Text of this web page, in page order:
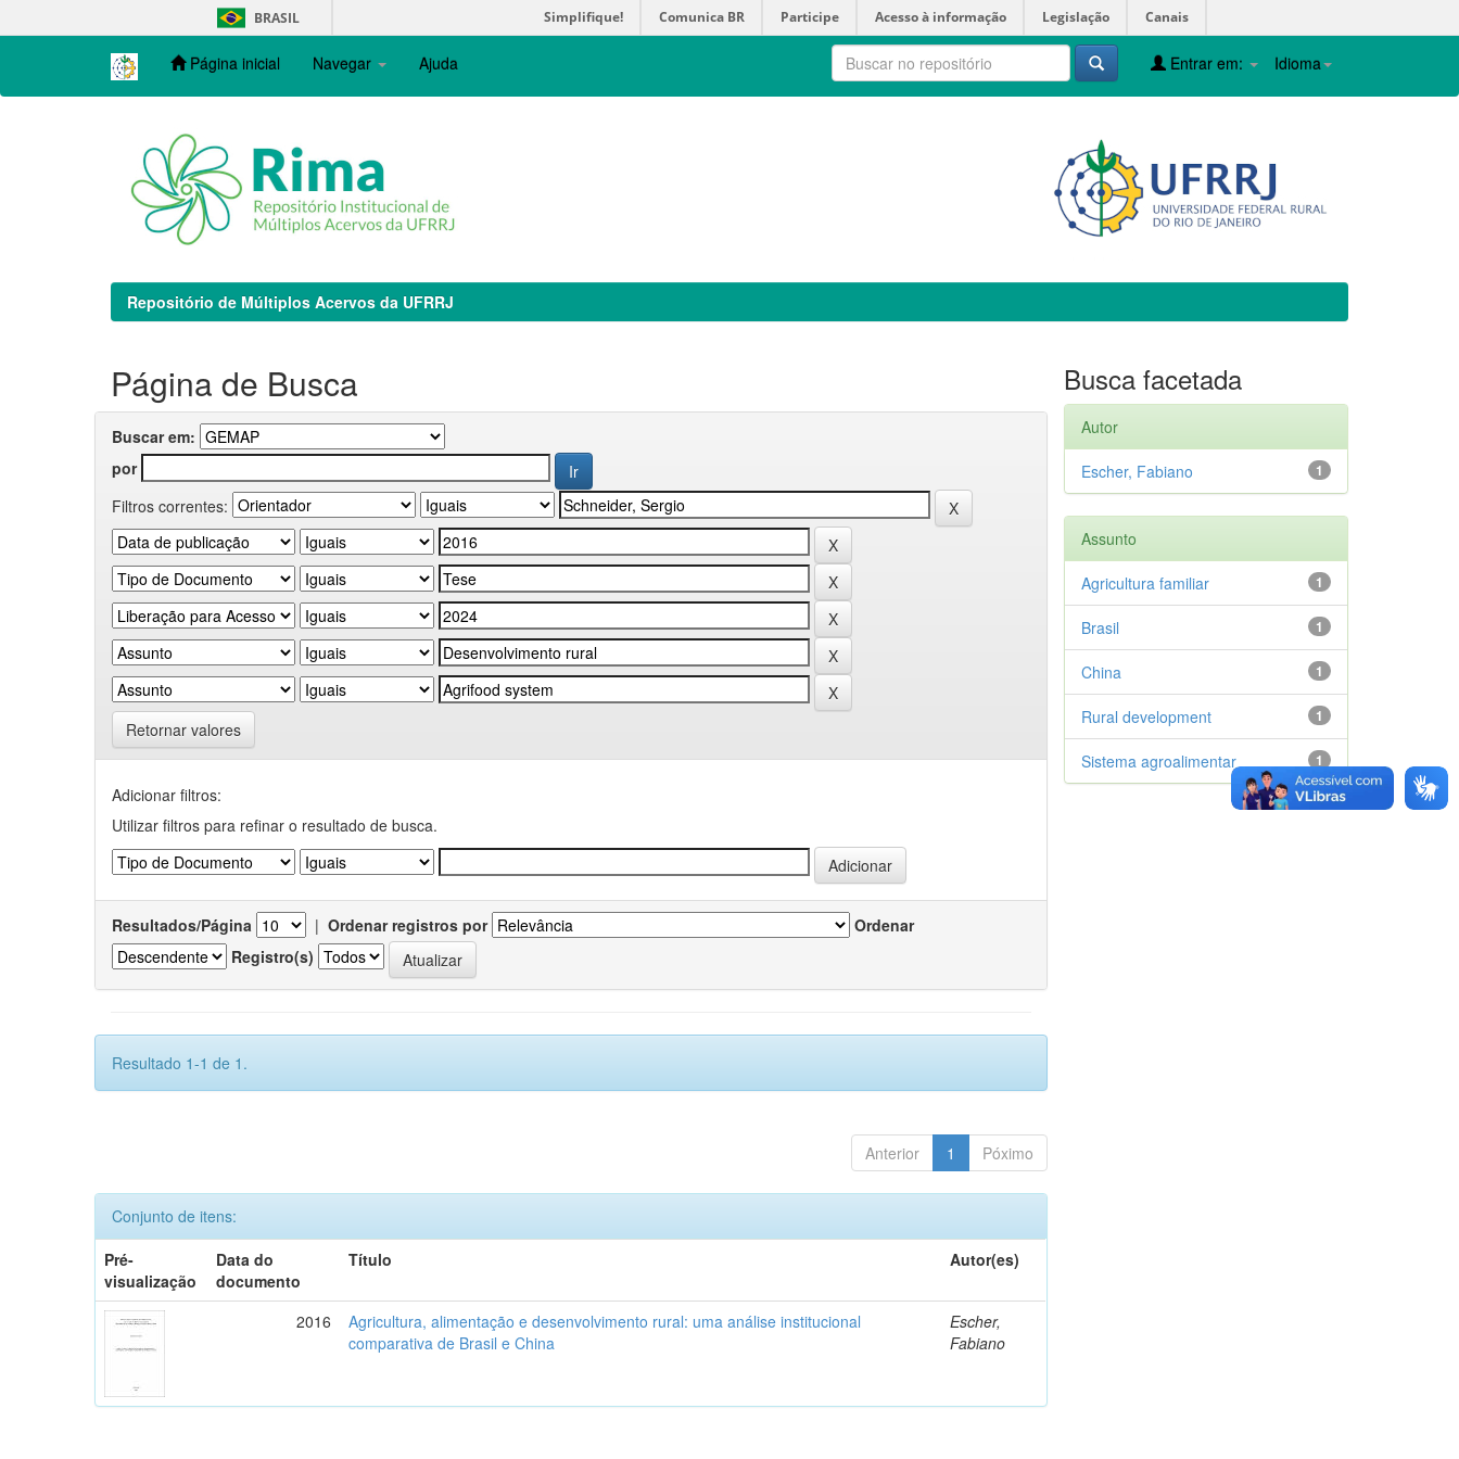
navigation
BRASIL Simplifique! Comunica BR Participe Acesso à informação Legislação Canais
Página inicial Navegar Ajuda Idioma
Entrar em:
Repositório de Múltiplos Acervos da UFRRJ
Página de Busca
Buscar em:
por
Filtros correntes:
Retornar valores
Adicionar filtros:
Utilizar filtros para refinar o resultado de busca.
Resultados/Página | Ordenar registros por
Ordenar
Registro(s)
Resultado 1-1 de 1.
Anterior 1 Póximo
Conjunto de itens:
Pré-
visualização
Data do
documento
Título Autor(es)
2016
Agricultura, alimentação e desenvolvimento rural: uma análise institucional
comparativa de Brasil e China
Escher,
Fabiano
Busca facetada
Autor
1
Escher, Fabiano
Assunto
1
Agricultura familiar
1
Brasil
1
China
1
Rural development
1
Sistema agroalimentar